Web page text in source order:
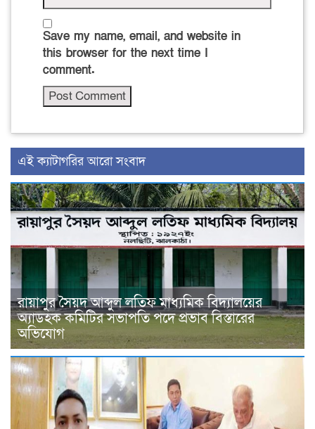
Save my name, email, and website in
this browser for the next time I
comment.
‍এই ক্যাটাগরির ‍আরো সংবাদ
রায়াপুর সৈয়দ আব্দুল লতিফ মাধ্যমিক বিদ্যালয়ের
অ্যাডহক কমিটির সভাপতি পদে প্রভাব বিস্তারের
অভিযোগ